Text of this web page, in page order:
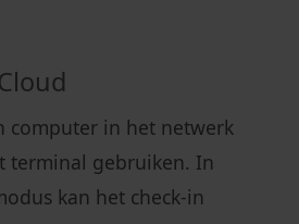
computer in het netwerk
terminal gebruiken. In
kan het check-in